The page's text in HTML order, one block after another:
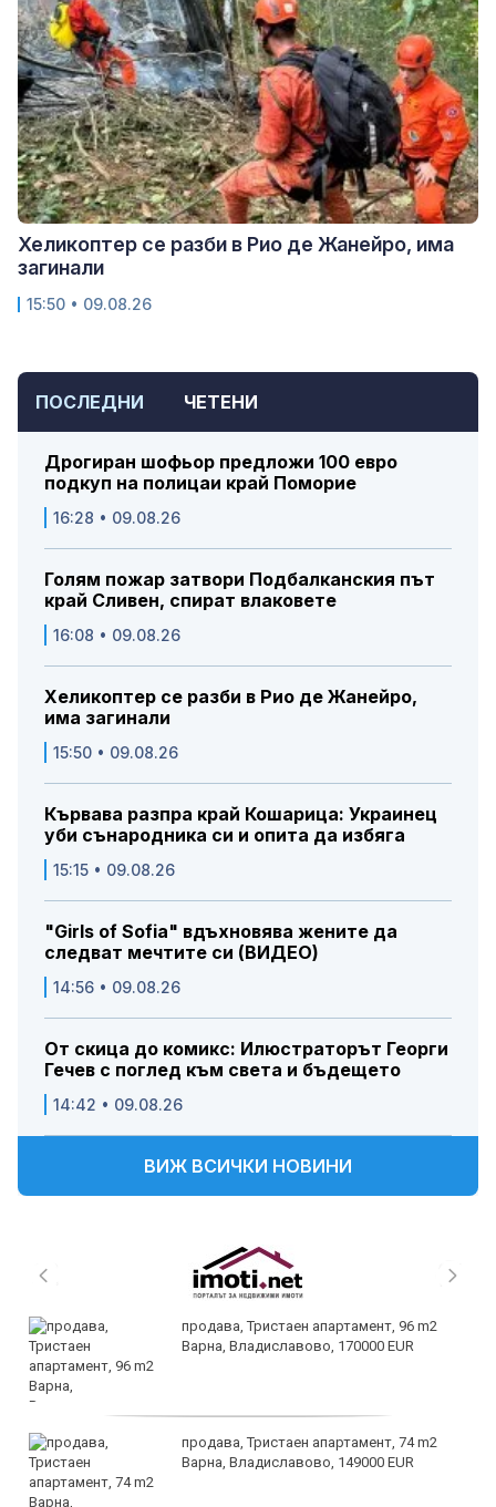
ПОСЛЕДНИ ЧЕТЕНИ
Дрогиран шофьор предложи 100 евро
подкуп на полицаи край Поморие
16:28 • 09.08.26
Голям пожар затвори Подбалканския път
край Сливен, спират влаковете
16:08 • 09.08.26
Хеликоптер се разби в Рио де Жанейро,
има загинали
15:50 • 09.08.26
Кървава разпра край Кошарица: Украинец
уби сънародника си и опита да избяга
15:15 • 09.08.26
"Girls of Sofia" вдъхновява жените да
следват мечтите си (ВИДЕО)
14:56 • 09.08.26
От скица до комикс: Илюстраторът Георги
Гечев с поглед към света и бъдещето
14:42 • 09.08.26
ВИЖ ВСИЧКИ НОВИНИ
продава, Тристаен апартамент, 96 m2
Варна, Владиславово, 170000 EUR
продава, Тристаен апартамент, 74 m2
Варна, Владиславово, 149000 EUR
Хеликоптер се разби в Рио де Жанейро, има
загинали
15:50 • 09.08.26